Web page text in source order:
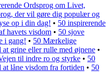
Ordsprog om Livet,
der vil gøre dig populær og
op i din dag! • 50 inspirerende
havets visdom • 50 sjove
i gang! • 50 Mærkelige
grine eller rulle med øjnene •
til indre ro og styrke • 50
at låne visdom fra fortiden • 50